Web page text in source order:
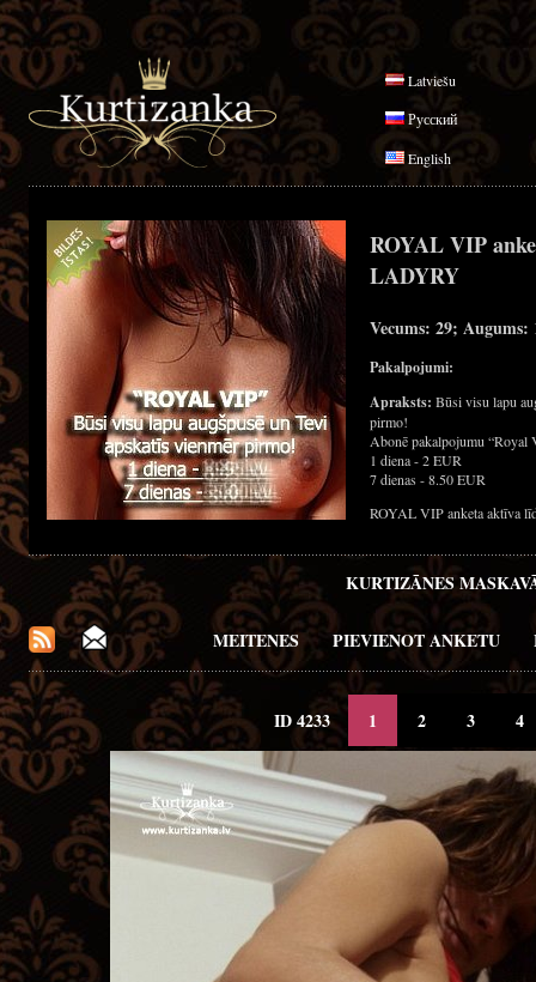
Latviešu
Русский
English
ROYAL VIP
LADYRY
Vecums: 29;
Pakalpojumi:
Apraksts: Būsi visu lapu
pirmo!
Abonē pakalpojumu “Royal
1 diena - 2 EUR
7 dienas - 8.50 EUR
ROYAL VIP anketa aktīva
KURTIZĀNES
MEITENES PIEVIENOT ANKETU
ID 4233 1 2 3 4